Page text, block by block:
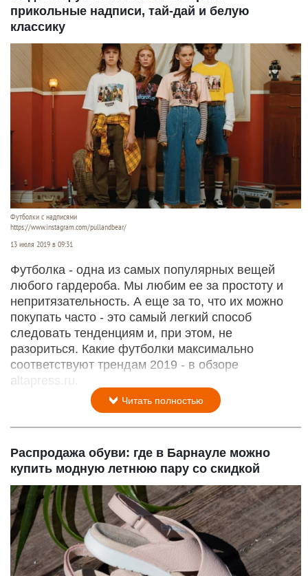
прикольные надписи, тай-дай и белую
классику
Футболки с надписями
https://www.instagram.com/pullandbear/
13 июля 2019 в 09:31
Футболка - одна из самых популярных вещей
любого гардероба. Мы любим ее за простоту и
непритязательность. А еще за то, что их можно
покупать часто - это самый легкий способ
следовать тенденциям и, при этом, не
разориться. Какие футболки максимально
соответствуют трендам 2019 - в обзоре
altapress.ru.
Читать полностью
Распродажа обуви: где в Барнауле можно
купить модную летнюю пару со скидкой